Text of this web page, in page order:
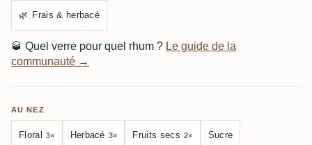
🌿 Frais & herbacé
🥃 Quel verre pour quel rhum ? Le guide de la
communauté →
AU NEZ
Floral 3× Herbacé 3× Fruits secs 2× Sucre